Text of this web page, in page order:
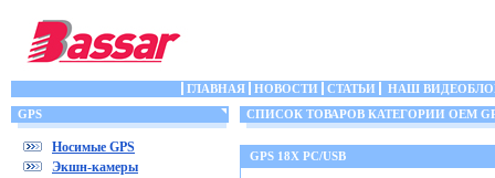
ГЛАВНАЯ НОВОСТИ СТАТЬИ
НАШ
GPS
Носимые GPS
Экшн-камеры
СПИСОК ТОВАРОВ КАТЕГОРИИ OEM
GPS 18X PC/USB